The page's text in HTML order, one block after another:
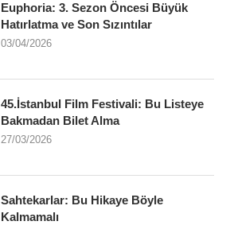
Euphoria: 3. Sezon Öncesi Büyük
Hatırlatma ve Son Sızıntılar
03/04/2026
45.İstanbul Film Festivali: Bu Listeye
Bakmadan Bilet Alma
27/03/2026
Sahtekarlar: Bu Hikaye Böyle
Kalmamalı